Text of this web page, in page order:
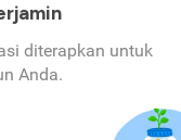
diterapkan untuk
Anda.